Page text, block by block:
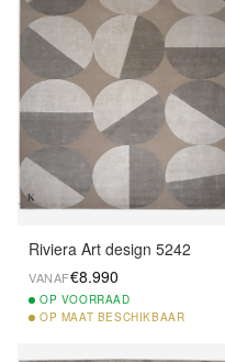
Riviera Art design 5242
VANAF€8.990
OP VOORRAAD
OP MAAT BESCHIKBAAR